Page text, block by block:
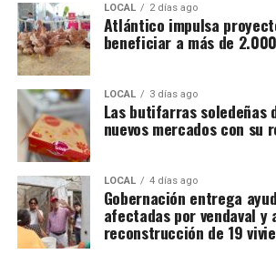
LOCAL 2 días ago
Atlántico impulsa
beneficiar a más de
LOCAL 3 días ago
Las butifarras soledeñas
nuevos mercados con
LOCAL 4 días ago
Gobernación entrega
afectadas por vendaval y
reconstrucción de 19